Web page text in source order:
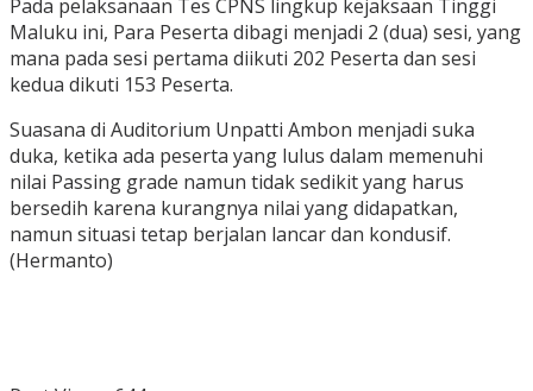
Pada pelaksanaan Tes CPNS lingkup kejaksaan Tinggi
Maluku ini, Para Peserta dibagi menjadi 2 (dua) sesi, yang
mana pada sesi pertama diikuti 202 Peserta dan sesi
kedua dikuti 153 Peserta.
Suasana di Auditorium Unpatti Ambon menjadi suka
duka, ketika ada peserta yang lulus dalam memenuhi
nilai Passing grade namun tidak sedikit yang harus
bersedih karena kurangnya nilai yang didapatkan,
namun situasi tetap berjalan lancar dan kondusif.
(Hermanto)